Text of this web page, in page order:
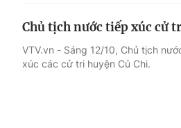
Chủ tịch nước tiếp xúc cử
VTV.vn - Sáng 12/10, Chủ tịch
xúc các cử tri huyện Củ Chi.